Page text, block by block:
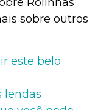
sobre outros
este belo
lendas